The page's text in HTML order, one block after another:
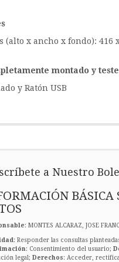
(alto x ancho x fondo): 416
montado y
y Ratón USB
a Nuestro
BÁSICA
: MONTES ALCARAZ, JOSE
: Responder las consultas
: Consentimiento del usuario;
legal; Derechos: Acceder,